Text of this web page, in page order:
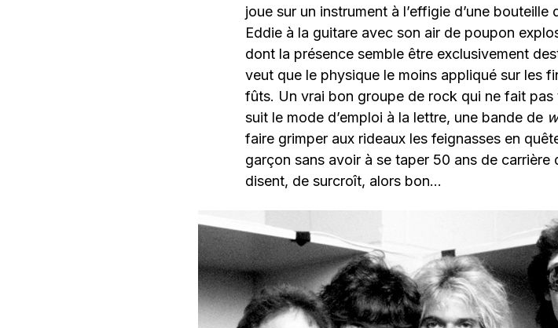
joue sur un instrument à l’effigie d’une
Eddie à la guitare avec son air de poupon
dont la présence semble être exclusivement
veut que le physique le moins appliqué sur les
fûts. Un vrai bon groupe de rock qui ne fait pas
suit le mode d’emploi à la lettre, une bande de
faire grimper aux rideaux les feignasses en
garçon sans avoir à se taper 50 ans de carrière
disent, de surcroît, alors bon…